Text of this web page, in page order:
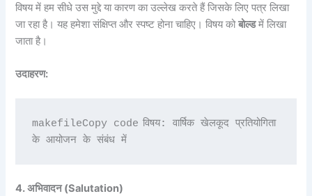
विषय में हम सीधे उस मुद्दे या कारण का उल्लेख करते हैं जिसके लिए पत्र लिखा
जा रहा है। यह हमेशा संक्षिप्त और स्पष्ट होना चाहिए। विषय कोबोल्डमें लिखा
जाता है।
उदाहरण:
makefileCopy code विषय: वार्षिक खेलकूद प्रतियोगिता
के आयोजन के संबंध में
4. अभिवादन (Salutation)